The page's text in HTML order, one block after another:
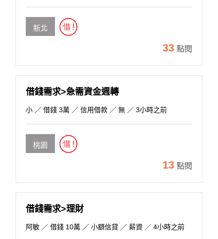
新北
33 點閱
借錢需求>急需資金週轉
小 ／ 借錢 3萬 ／ 信用借款 ／ 無 ／ 3小時之前
桃園
13 點閱
借錢需求>理財
阿敏 ／ 借錢 10萬 ／ 小額信貸 ／ 薪資 ／ 4小時之前